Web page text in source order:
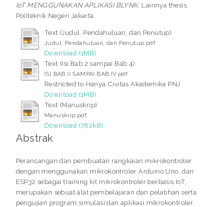
IoT MENGGUNAKAN APLIKASI BLYNK. Lainnya thesis,
Politeknik Negeri Jakarta.
Text (Judul, Pendahuluan, dan Penutup)
Judul, Pendahuluan, dan Penutup.pdf
Download (1MB)
Text (Isi Bab 2 sampai Bab 4)
ISI BAB II SAMPAI BAB IV.pdf
Restricted to Hanya Civitas Akademika PNJ
Download (1MB)
Text (Manuskrip)
Manuskrip.pdf
Download (782kB)
Abstrak
Perancangan dan pembuatan rangkaian mikrokontroler
dengan menggunakan mikrokontroler Arduino Uno, dan
ESP32 sebagai training kit mikrokontroler berbasis IoT,
merupakan sebuat alat pembelajaran dan pelatihan serta
pengujian program simulasi dan aplikasi mikrokontroler.